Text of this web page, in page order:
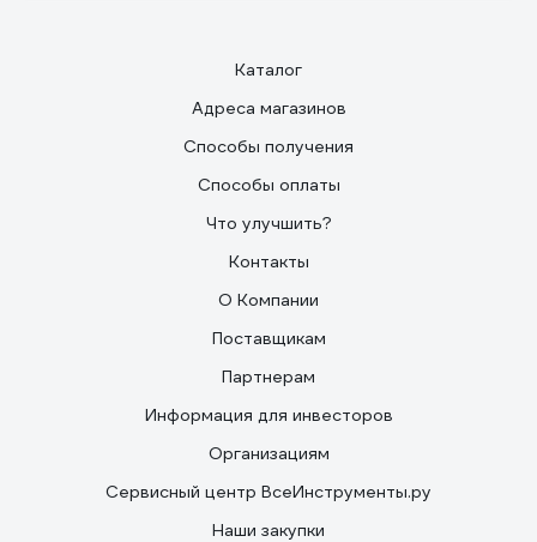
Каталог
Адреса магазинов
Способы получения
Способы оплаты
Что улучшить?
Контакты
О Компании
Поставщикам
Партнерам
Информация для инвесторов
Организациям
Сервисный центр ВсеИнструменты.ру
Наши закупки